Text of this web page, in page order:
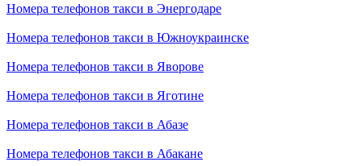
Номера телефонов такси в Энергодаре
Номера телефонов такси в Южноукраинске
Номера телефонов такси в Яворове
Номера телефонов такси в Яготине
Номера телефонов такси в Абазе
Номера телефонов такси в Абакане